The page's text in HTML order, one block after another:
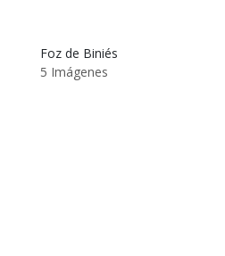
Foz de Biniés
5 Imágenes